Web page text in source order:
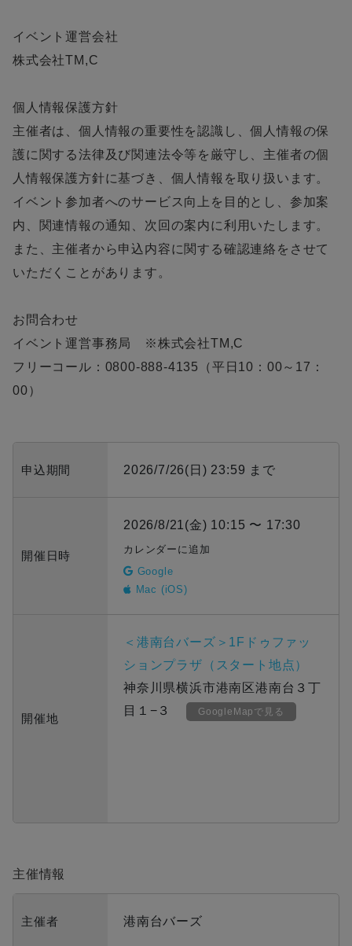
イベント運営会社
株式会社TM,C
個人情報保護方針
主催者は、個人情報の重要性を認識し、個人情報の保
護に関する法律及び関連法令等を厳守し、主催者の個
人情報保護方針に基づき、個人情報を取り扱います。
イベント参加者へのサービス向上を目的とし、参加案
内、関連情報の通知、次回の案内に利用いたします。
また、主催者から申込内容に関する確認連絡をさせて
いただくことがあります。
お問合わせ
イベント運営事務局 ※株式会社TM,C
フリーコール：0800-888-4135（平日10：00～17：
00）
申込期間 2026/7/26(日) 23:59 まで
開催日時
2026/8/21(金) 10:15 〜 17:30
カレンダーに追加
Google
Mac (iOS)
開催地
＜港南台バーズ＞1Fドゥファッ
ションプラザ（スタート地点）
神奈川県横浜市港南区港南台３丁
目１−３
GoogleMapで見る
主催情報
主催者 港南台バーズ